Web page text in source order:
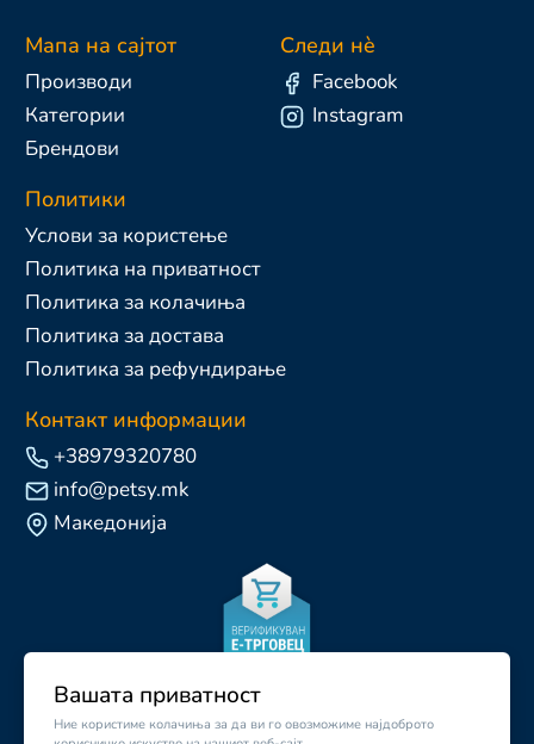
Вашата приватност
Ние користиме колачиња за да ви го овозможиме најдоброто
Мапа на сајтот
Производи
Категории
Брендови
Политики
Услови за користење
Политика на приватност
Политика за колачиња
Политика за достава
Политика за рефундирање
Контакт информации
+38979320780
info@petsy.mk
Македонија
Следи нè
Facebook
Instagram